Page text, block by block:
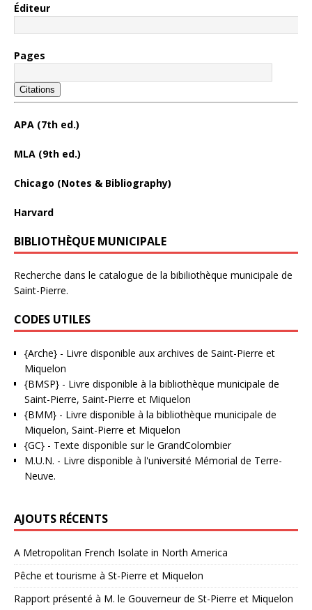
Éditeur
Pages
Citations
APA (7th ed.)
MLA (9th ed.)
Chicago (Notes & Bibliography)
Harvard
BIBLIOTHÈQUE MUNICIPALE
Recherche dans le catalogue de la bibiliothèque municipale de
Saint-Pierre.
CODES UTILES
{Arche} - Livre disponible aux archives de Saint-Pierre et
Miquelon
{BMSP} - Livre disponible à la bibliothèque municipale de
Saint-Pierre, Saint-Pierre et Miquelon
{BMM} - Livre disponible à la bibliothèque municipale de
Miquelon, Saint-Pierre et Miquelon
{GC} - Texte disponible sur le GrandColombier
M.U.N. - Livre disponible à l'université Mémorial de Terre-
Neuve.
AJOUTS RÉCENTS
A Metropolitan French Isolate in North America
Pêche et tourisme à St-Pierre et Miquelon
Rapport présenté à M. le Gouverneur de St-Pierre et Miquelon